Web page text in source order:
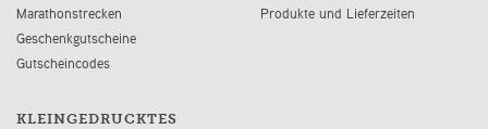
Marathonstrecken
Geschenkgutscheine
Gutscheincodes
Produkte und Lieferzeiten
KLEINGEDRUCKTES